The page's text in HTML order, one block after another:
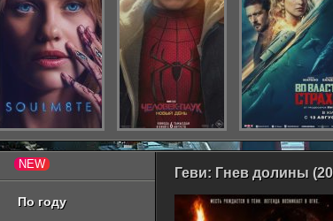
Геви: Гнев долины
По году